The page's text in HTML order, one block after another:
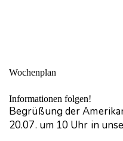
Wochenplan
Informationen folgen!
Begrüßung der
20.07. um 10 Uhr in